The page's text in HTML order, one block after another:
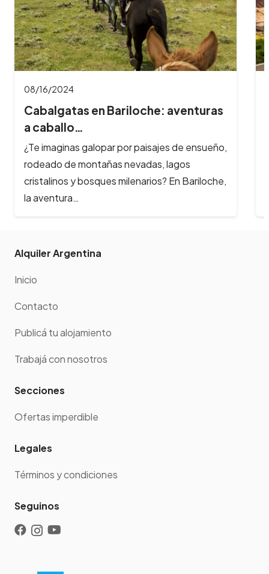
08/16/2024
Cabalgatas en Bariloche: aventuras
a caballo…
¿Te imaginas galopar por paisajes de ensueño,
rodeado de montañas nevadas, lagos
cristalinos y bosques milenarios? En Bariloche,
la aventura…
Alquiler Argentina
Inicio
Contacto
Publicá tu alojamiento
Trabajá con nosotros
Secciones
Ofertas imperdible
Legales
Términos y condiciones
Seguinos